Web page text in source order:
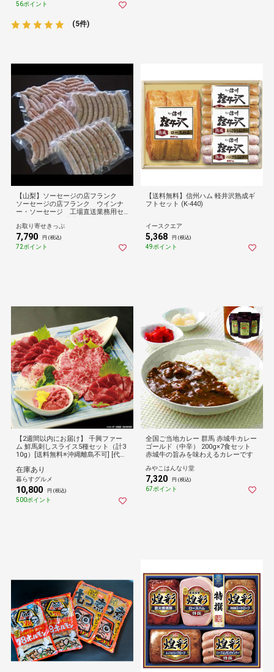
56ポイント
(5件)
【山梨】ソーセージの店フランク
ソーセージの店フランク ウインナ
ー・ソーセージ 工場直送業務用セ
ョン】】
お取り寄せきっぷ
7,790 円 (税込)
72ポイント
【送料無料】信州ハム 軽井沢熟成ギ
フトセット (K-440)
イースクエア
5,368 円 (税込)
49ポイント
【2週間以内にお届け】 千興ファー
ム 鮮馬刺しスライス5種セット（計3
10g）[送料無料※沖縄離島不可] [代引
在庫あり
暮らすグルメ
10,800 円 (税込)
500ポイント
全国ご当地カレー 群馬 赤城牛カレー
ゴールド（中辛） 200g×7食セット
赤城牛の旨みを味わえるカレーです
みやこはんなり堂
7,320 円 (税込)
67ポイント